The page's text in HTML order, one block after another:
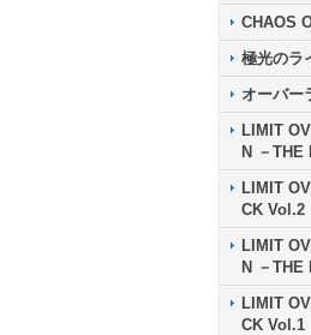
CHAOS
極光のラ
オーバー
LIMIT
N －THE
LIMIT
CK Vol.2
LIMIT
N －THE
LIMIT
CK Vol.1